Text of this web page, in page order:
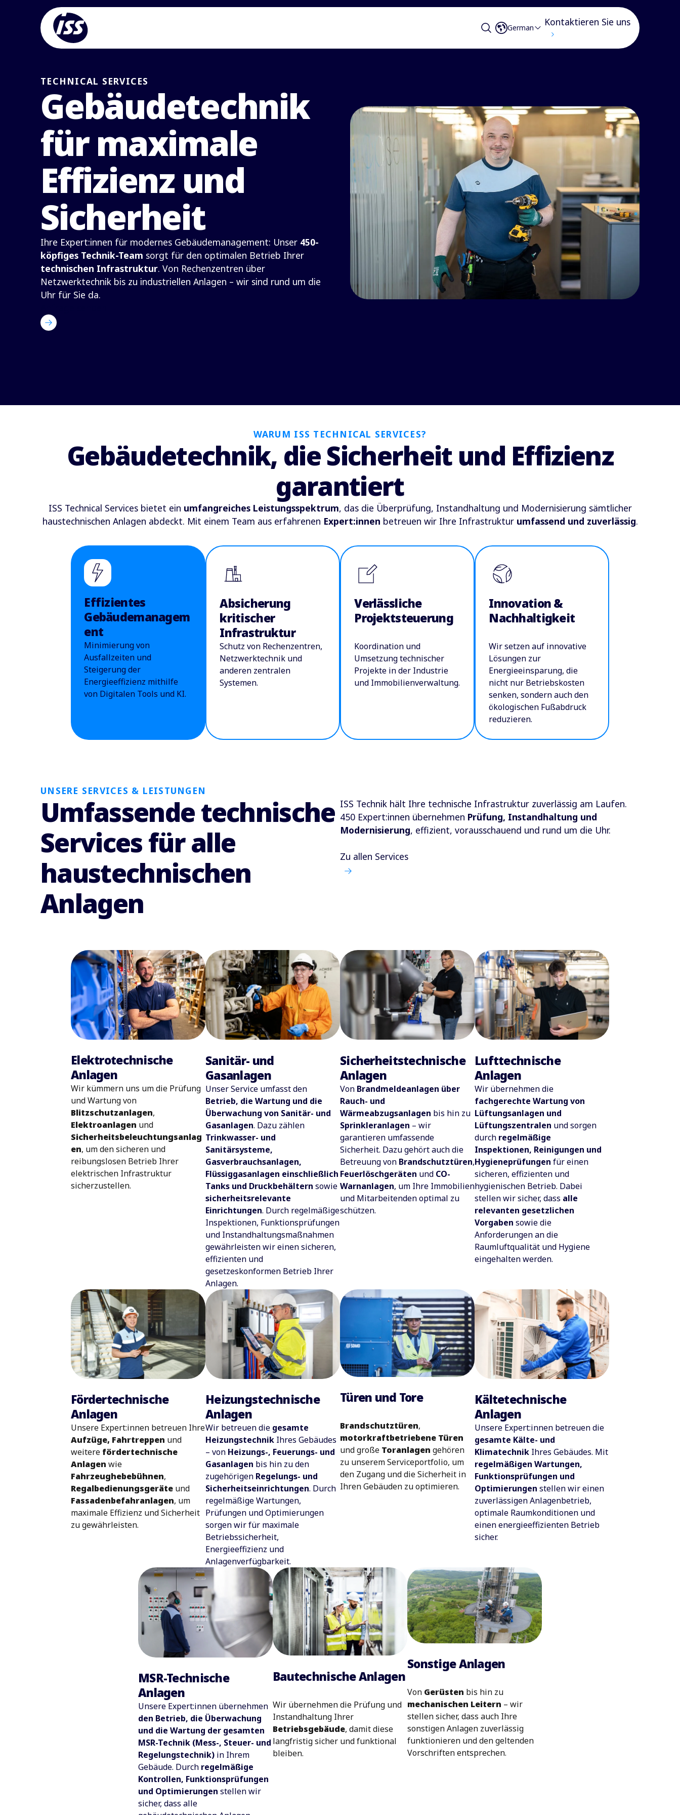
German Kontaktieren Sie uns
TECHNICAL SERVICES
Gebäudetechnik
für maximale
Effizienz und
Sicherheit
Ihre Expert:innen für modernes Gebäudemanagement: Unser 450-
köpfiges Technik-Team sorgt für den optimalen Betrieb Ihrer
technischen Infrastruktur. Von Rechenzentren über
Netzwerktechnik bis zu industriellen Anlagen – wir sind rund um die
Uhr für Sie da.
WARUM ISS TECHNICAL SERVICES?
Gebäudetechnik, die Sicherheit und Effizienz
garantiert
ISS Technical Services bietet ein umfangreiches Leistungsspektrum, das die Überprüfung, Instandhaltung und Modernisierung sämtlicher
haustechnischen Anlagen abdeckt. Mit einem Team aus erfahrenen Expert:innen betreuen wir Ihre Infrastruktur umfassend und zuverlässig.
Effizientes
Gebäudemanagem
ent
Minimierung von
Ausfallzeiten und
Steigerung der
Energieeffizienz mithilfe
von Digitalen Tools und KI.
Absicherung
kritischer
Infrastruktur
Schutz von Rechenzentren,
Netzwerktechnik und
anderen zentralen
Systemen.
Verlässliche
Projektsteuerung
Koordination und
Umsetzung technischer
Projekte in der Industrie
und Immobilienverwaltung.
Innovation &
Nachhaltigkeit
Wir setzen auf innovative
Lösungen zur
Energieeinsparung, die
nicht nur Betriebskosten
senken, sondern auch den
ökologischen Fußabdruck
reduzieren.
UNSERE SERVICES & LEISTUNGEN
Umfassende technische
Services für alle
haustechnischen
Anlagen
ISS Technik hält Ihre technische Infrastruktur zuverlässig am Laufen.
450 Expert:innen übernehmen Prüfung, Instandhaltung und
Modernisierung, effizient, vorausschauend und rund um die Uhr.
Zu allen Services
Elektrotechnische
Anlagen
Wir kümmern uns um die Prüfung
und Wartung von
Blitzschutzanlagen,
Elektroanlagen und
Sicherheitsbeleuchtungsanlag
en, um den sicheren und
reibungslosen Betrieb Ihrer
elektrischen Infrastruktur
sicherzustellen.
Sanitär- und
Gasanlagen
Unser Service umfasst den
Betrieb, die Wartung und die
Überwachung von Sanitär- und
Gasanlagen. Dazu zählen
Trinkwasser- und
Sanitärsysteme,
Gasverbrauchsanlagen,
Flüssiggasanlagen einschließlich
Tanks und Druckbehältern sowie
sicherheitsrelevante
Einrichtungen. Durch regelmäßige
Inspektionen, Funktionsprüfungen
und Instandhaltungsmaßnahmen
gewährleisten wir einen sicheren,
effizienten und
gesetzeskonformen Betrieb Ihrer
Anlagen.
Sicherheitstechnische
Anlagen
Von Brandmeldeanlagen über
Rauch- und
Wärmeabzugsanlagen bis hin zu
Sprinkleranlagen – wir
garantieren umfassende
Sicherheit. Dazu gehört auch die
Betreuung von Brandschutztüren,
Feuerlöschgeräten und CO-
Warnanlagen, um Ihre Immobilien
und Mitarbeitenden optimal zu
schützen.
Lufttechnische
Anlagen
Wir übernehmen die
fachgerechte Wartung von
Lüftungsanlagen und
Lüftungszentralen und sorgen
durch regelmäßige
Inspektionen, Reinigungen und
Hygieneprüfungen für einen
sicheren, effizienten und
hygienischen Betrieb. Dabei
stellen wir sicher, dass alle
relevanten gesetzlichen
Vorgaben sowie die
Anforderungen an die
Raumluftqualität und Hygiene
eingehalten werden.
Fördertechnische
Anlagen
Unsere Expert:innen betreuen Ihre
Aufzüge, Fahrtreppen und
weitere fördertechnische
Anlagen wie
Fahrzeughebebühnen,
Regalbedienungsgeräte und
Fassadenbefahranlagen, um
maximale Effizienz und Sicherheit
zu gewährleisten.
Heizungstechnische
Anlagen
Wir betreuen die gesamte
Heizungstechnik Ihres Gebäudes
– von Heizungs-, Feuerungs- und
Gasanlagen bis hin zu den
zugehörigen Regelungs- und
Sicherheitseinrichtungen. Durch
regelmäßige Wartungen,
Prüfungen und Optimierungen
sorgen wir für maximale
Betriebssicherheit,
Energieeffizienz und
Anlagenverfügbarkeit.
Türen und Tore
Brandschutztüren,
motorkraftbetriebene Türen
und große Toranlagen gehören
zu unserem Serviceportfolio, um
den Zugang und die Sicherheit in
Ihren Gebäuden zu optimieren.
Kältetechnische
Anlagen
Unsere Expert:innen betreuen die
gesamte Kälte- und
Klimatechnik Ihres Gebäudes. Mit
regelmäßigen Wartungen,
Funktionsprüfungen und
Optimierungen stellen wir einen
zuverlässigen Anlagenbetrieb,
optimale Raumkonditionen und
einen energieeffizienten Betrieb
sicher.
MSR-Technische
Anlagen
Unsere Expert:innen übernehmen
den Betrieb, die Überwachung
und die Wartung der gesamten
MSR-Technik (Mess-, Steuer- und
Regelungstechnik) in Ihrem
Gebäude. Durch regelmäßige
Kontrollen, Funktionsprüfungen
und Optimierungen stellen wir
sicher, dass alle
Bautechnische Anlagen
Wir übernehmen die Prüfung und
Instandhaltung Ihrer
Betriebsgebäude, damit diese
langfristig sicher und funktional
bleiben.
Sonstige Anlagen
Von Gerüsten bis hin zu
mechanischen Leitern – wir
stellen sicher, dass auch Ihre
sonstigen Anlagen zuverlässig
funktionieren und den geltenden
Vorschriften entsprechen.